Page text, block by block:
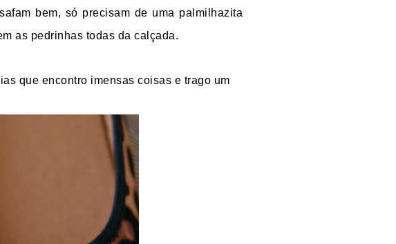
bem, só precisam de uma palmilhazita
as pedrinhas todas da calçada.
que encontro imensas coisas e trago um